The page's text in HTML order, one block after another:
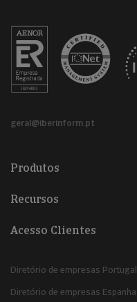
geral@iberinform.pt
Produtos
Recursos
Acesso Clientes
Diretório de empresas Portugal
Diretório de empresas Espanha